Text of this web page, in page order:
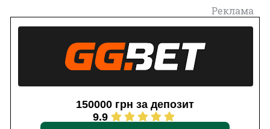
Реклама
150000 грн за депозит
9.9